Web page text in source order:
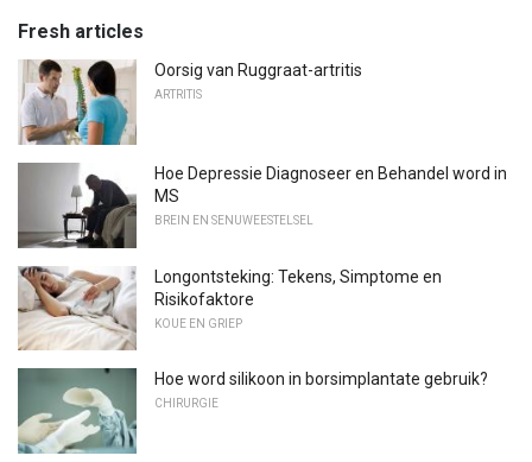
Fresh articles
Oorsig van Ruggraat-artritis
ARTRITIS
Hoe Depressie Diagnoseer en Behandel word in
MS
BREIN EN SENUWEESTELSEL
Longontsteking: Tekens, Simptome en
Risikofaktore
KOUE EN GRIEP
Hoe word silikoon in borsimplantate gebruik?
CHIRURGIE